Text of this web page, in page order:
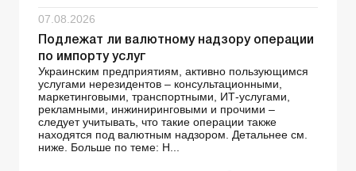
07.08.2026
Подлежат ли валютному надзору операции
по импорту услуг
Украинским предприятиям, активно пользующимся
услугами нерезидентов – консультационными,
маркетинговыми, транспортными, ИТ-услугами,
рекламными, инжиниринговыми и прочими –
следует учитывать, что такие операции также
находятся под валютным надзором. Детальнее см.
ниже. Больше по теме: Н...